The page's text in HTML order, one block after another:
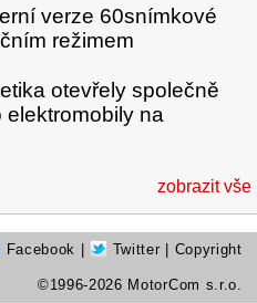
verze 60snímkové
režimem
otevřely společně
na
zobrazit vše
Facebook Twitter | Copyright
©1996-2026 MotorCom s.r.o.